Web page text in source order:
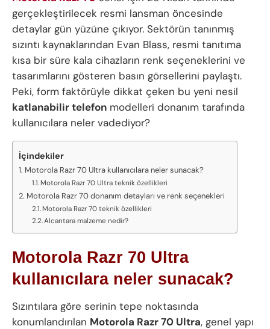
gerçekleştirilecek resmi lansman öncesinde
detaylar gün yüzüne çıkıyor. Sektörün tanınmış
sızıntı kaynaklarından Evan Blass, resmi tanıtıma
kısa bir süre kala cihazların renk seçeneklerini ve
tasarımlarını gösteren basın görsellerini paylaştı.
Peki, form faktörüyle dikkat çeken bu yeni nesil
katlanabilir telefon modelleri donanım tarafında
kullanıcılara neler vadediyor?
İçindekiler
Motorola Razr 70 Ultra kullanıcılara neler sunacak?
Motorola Razr 70 Ultra teknik özellikleri
Motorola Razr 70 donanım detayları ve renk seçenekleri
Motorola Razr 70 teknik özellikleri
Alcantara malzeme nedir?
Motorola Razr 70 Ultra
kullanıcılara neler sunacak?
Sızıntılara göre serinin tepe noktasında
konumlandırılan Motorola Razr 70 Ultra, genel yapı